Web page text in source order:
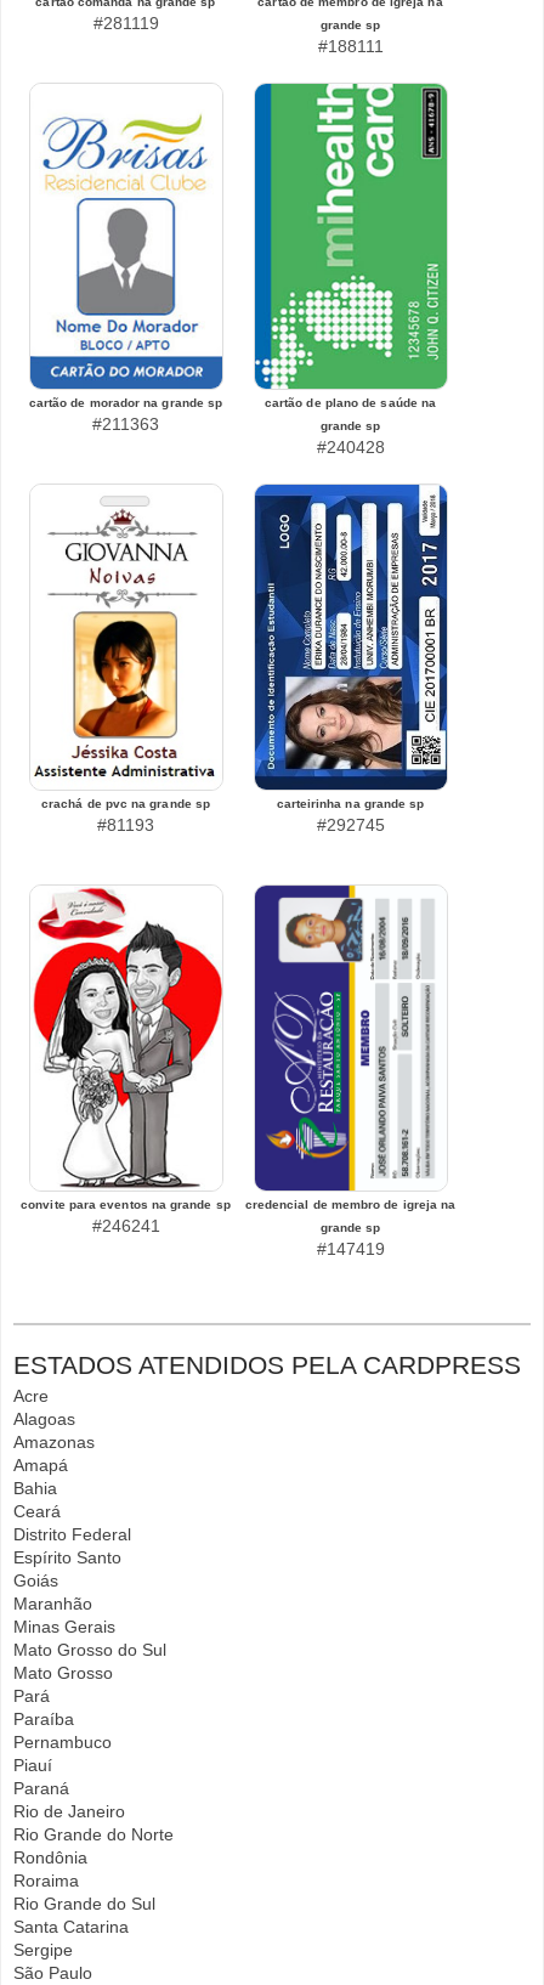
#281119
grande sp
#188111
cartão de morador na grande sp
#211363
cartão de plano de saúde na
grande sp
#240428
crachá de pvc na grande sp
#81193
carteirinha na grande sp
#292745
convite para eventos na grande sp
#246241
credencial de membro de igreja na
grande sp
#147419
ESTADOS ATENDIDOS PELA CARDPRESS
Acre
Alagoas
Amazonas
Amapá
Bahia
Ceará
Distrito Federal
Espírito Santo
Goiás
Maranhão
Minas Gerais
Mato Grosso do Sul
Mato Grosso
Pará
Paraíba
Pernambuco
Piauí
Paraná
Rio de Janeiro
Rio Grande do Norte
Rondônia
Roraima
Rio Grande do Sul
Santa Catarina
Sergipe
São Paulo